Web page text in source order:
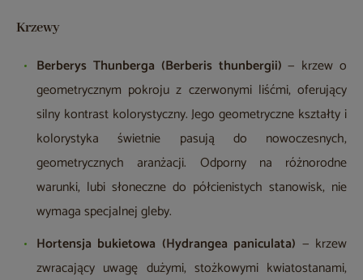
Krzewy
Berberys Thunberga (Berberis thunbergii) — krzew o
geometrycznym pokroju z czerwonymi liśćmi, oferujący
silny kontrast kolorystyczny. Jego geometryczne kształty i
kolorystyka świetnie pasują do nowoczesnych,
geometrycznych aranżacji. Odporny na różnorodne
warunki, lubi słoneczne do półcienistych stanowisk, nie
wymaga specjalnej gleby.
Hortensja bukietowa (Hydrangea paniculata) — krzew
zwracający uwagę dużymi, stożkowymi kwiatostanami,